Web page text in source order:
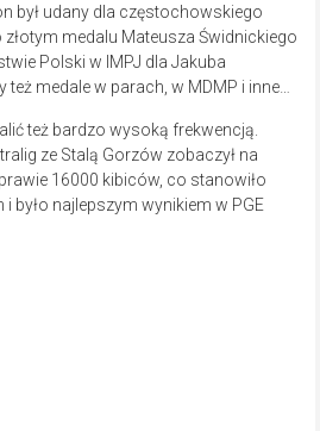
był udany dla częstochowskiego
medalu Mateusza Świdnickiego
Polski w IMPJ dla Jakuba
medale w parach, w MDMP i inne…
też bardzo wysoką frekwencją.
ze Stalą Gorzów zobaczył na
16000 kibiców, co stanowiło
było najlepszym wynikiem w PGE